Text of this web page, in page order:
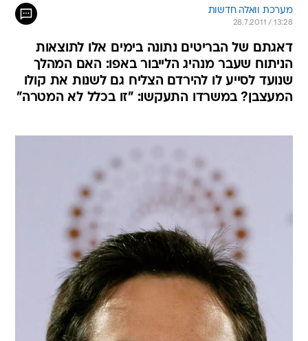
מערכת וואלה חדשות
28.7.2011 / 13:28
דאגתם של הבריטים נתונה בימים אלו לתוצאות
הניתוח שעבר מנהיג הלייבור באפו: האם המהלך
שנועד לסייע לו להירדם הצליח גם לשנות את קולו
המעצבן? במשרדו התעקשו: "זו בכלל לא המטרה"